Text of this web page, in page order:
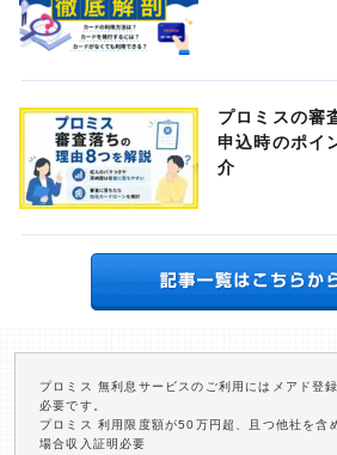
プロミスの審
申込時のポイ
介
プロミス 無利息サービスのご利用にはメアド登
必要です。
プロミス 利用限度額が50万円超、且つ他社を含
場合収入証明必要